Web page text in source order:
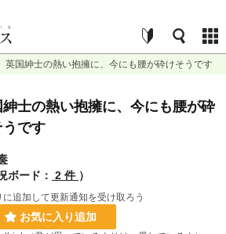
英国紳士の熱い抱擁に、今にも腰が砕けそうです
紳士の熱い抱擁に、今にも腰が砕
うです
ボード： 2 件 ）
に追加して更新通知を受け取ろう
お気に入り追加